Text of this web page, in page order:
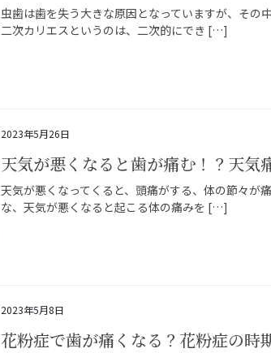
虫歯は歯を失う大きな原因となっていますが、その
二次カリエスというのは、二次的にでき […]
2023年5月26日
天気が悪くなると歯が痛む！？天気
天気が悪くなってくると、頭痛がする、体の節々が
な、天気が悪くなると起こる体の痛みを […]
2023年5月8日
花粉症で歯が痛くなる？花粉症の時